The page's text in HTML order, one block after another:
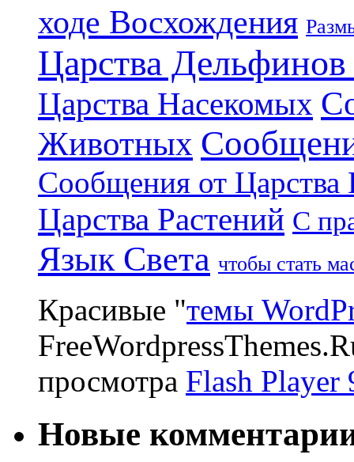
ходе Восхождения
Царства
Царства Насекомых
Животных
Сообщения от Царства
Царства Растений С
Язык Света чтобы стать
Красивые "темы
просмотра Flash Player
Новые